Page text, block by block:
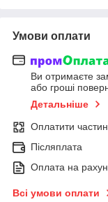
Умови оплати
Ви отримаєте
або гроші
Детальніше
Оплатити
Післяплата
Оплата на
Всі умови оплати